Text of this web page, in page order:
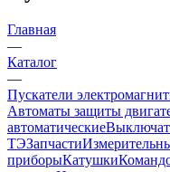
Главная
—
Каталог
—
Пускатели
Автоматы защиты
автоматические
ТЭЗапчасти
приборыКатушки